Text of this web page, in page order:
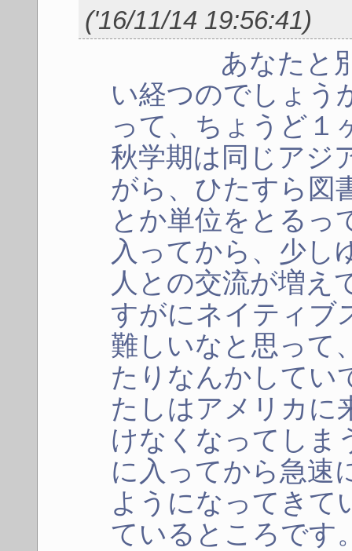
('16/11/14 19:56:41)
あなたと別れ
い経つのでしょう
って、ちょうど１
秋学期は同じアジ
がら、ひたすら図
とか単位をとるっ
入ってから、少し
人との交流が増え
すがにネイティブ
難しいなと思って
たりなんかしてい
たしはアメリカに
けなくなってしま
に入ってから急速
ようになってきて
ているところです